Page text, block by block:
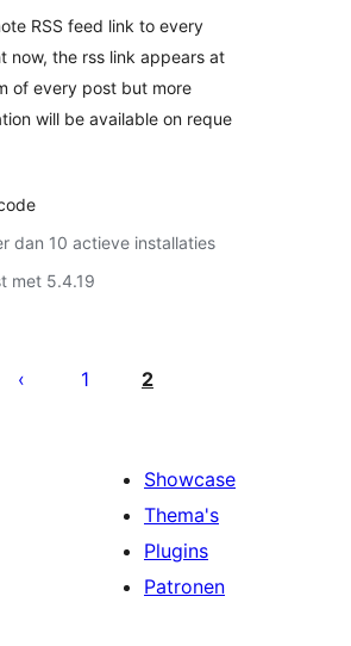
RSS feed link to every
now, the rss link appears at
of every post but more
will be available on reque
dan 10 actieve installaties
met 5.4.19
1 2
Showcase
Thema's
Plugins
Patronen